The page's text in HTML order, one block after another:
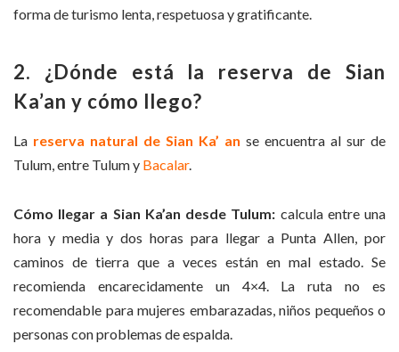
forma de turismo lenta, respetuosa y gratificante.
2. ¿Dónde está la reserva de Sian
Ka’an y cómo llego?
La reserva natural de Sian Ka’ an se encuentra al sur de
Tulum, entre Tulum y Bacalar.
Cómo llegar a Sian Ka’an desde Tulum: calcula entre una
hora y media y dos horas para llegar a Punta Allen, por
caminos de tierra que a veces están en mal estado. Se
recomienda encarecidamente un 4×4. La ruta no es
recomendable para mujeres embarazadas, niños pequeños o
personas con problemas de espalda.